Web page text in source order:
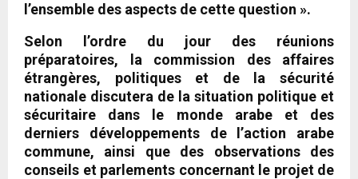
l’ensemble des aspects de cette question ».
Selon l’ordre du jour des réunions
préparatoires, la commission des affaires
étrangères, politiques et de la sécurité
nationale discutera de la situation politique et
sécuritaire dans le monde arabe et des
derniers développements de l’action arabe
commune, ainsi que des observations des
conseils et parlements concernant le projet de